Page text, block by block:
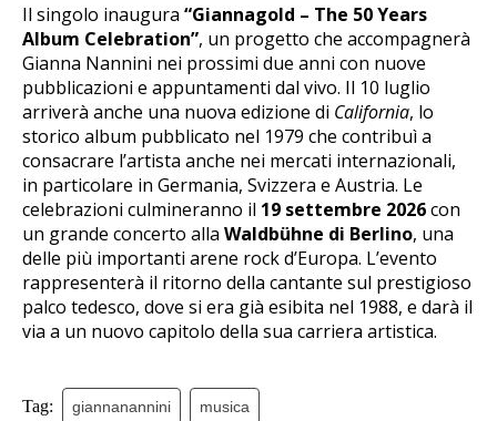
Il singolo inaugura “Giannagold – The 50 Years
Album Celebration”, un progetto che accompagnerà
Gianna Nannini nei prossimi due anni con nuove
pubblicazioni e appuntamenti dal vivo. Il 10 luglio
arriverà anche una nuova edizione di California, lo
storico album pubblicato nel 1979 che contribuì a
consacrare l’artista anche nei mercati internazionali,
in particolare in Germania, Svizzera e Austria. Le
celebrazioni culmineranno il 19 settembre 2026con
un grande concerto alla Waldbühne di Berlino, una
delle più importanti arene rock d’Europa. L’evento
rappresenterà il ritorno della cantante sul prestigioso
palco tedesco, dove si era già esibita nel 1988, e darà il
via a un nuovo capitolo della sua carriera artistica.
Tag: giannanannini musica